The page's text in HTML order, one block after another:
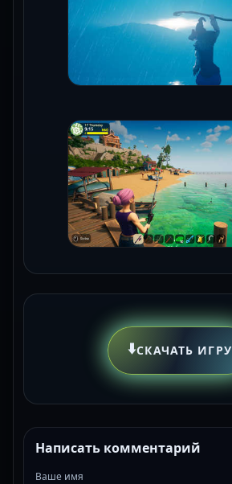
⬇️СКАЧАТЬ ИГРУ
Написать комментарий
Ваше имя